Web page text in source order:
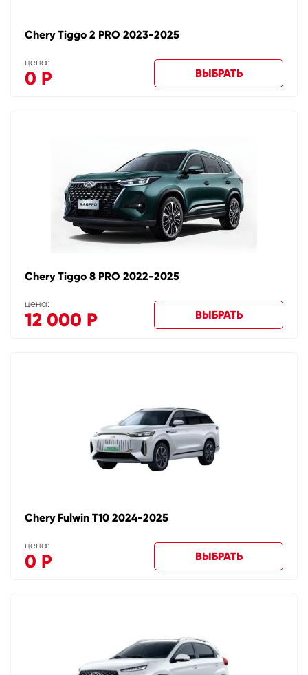
Chery Tiggo 2 PRO 2023-2025
цена:
0 Р ВЫБРАТЬ
Chery Tiggo 8 PRO 2022-2025
цена:
12 000 Р ВЫБРАТЬ
Chery Fulwin T10 2024-2025
цена:
0 Р ВЫБРАТЬ